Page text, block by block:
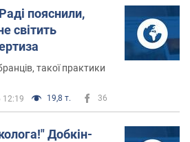
пояснили,
світить
такої практики
12:19 19,8 т. 36
Добкін-